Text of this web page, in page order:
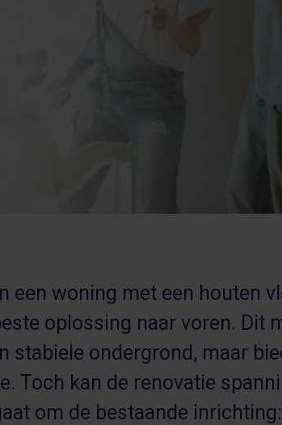
een woning met een houten
oplossing naar voren. Dit
stabiele ondergrond, maar
Toch kan de renovatie
om de bestaande